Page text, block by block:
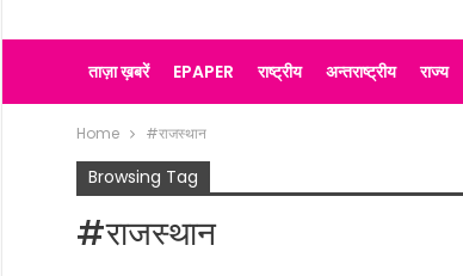
ताज़ा ख़बरें EPAPER राष्ट्रीय अन्तराष्ट्रीय राज्य
Home #राजस्थान
Browsing Tag
#राजस्थान